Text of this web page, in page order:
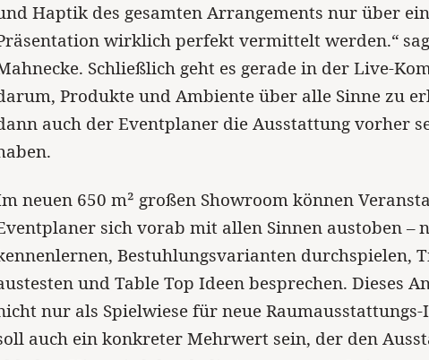
Haptik des gesamten Arrangements nur über
wirklich perfekt vermittelt werden.“
Schließlich geht es gerade in der Live-
Produkte und Ambiente über alle Sinne zu
auch der Eventplaner die Ausstattung vorher
neuen 650 m² großen Showroom können
sich vorab mit allen Sinnen austoben –
Bestuhlungsvarianten durchspielen,
und Table Top Ideen besprechen. Dieses
nur als Spielwiese für neue Raumausstattungs-
auch ein konkreter Mehrwert sein, der den